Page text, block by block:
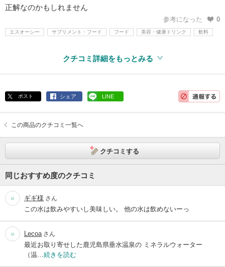
正解なのかもしれません
参考になった 0
エスオーシー サプリメント・フード フード 美容・健康ドリンク 飲料
クチコミ詳細をもっとみる
ポスト シェア LINE
この商品のクチコミ一覧へ
クチコミする
同じおすすめ度のクチコミ
ギギ様 さん
この水は飲みやすいし美味しい。 他の水は飲めないーっ
Lecoa さん
最近お取り寄せした鹿児島県垂水温泉の ミネラルウォーター
（温… 続きを読む